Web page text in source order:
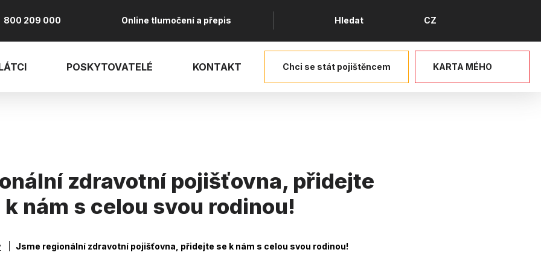
800 209 000 Online tlumočení a přepis Hledat Jazyk
CZ
POSKYTOVATELÉ KONTAKT Chci se stát pojištěncem KARTA MÉHO
zdravotní pojišťovna, přidejte
k nám s celou svou rodinou!
Jsme regionální zdravotní pojišťovna, přidejte se k nám s celou svou rodinou!